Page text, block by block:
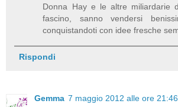
Donna Hay e le altre miliardarie
fascino, sanno vendersi
conquistandoti con idee fresche
Rispondi
Gemma 7 maggio 2012 alle ore 21:46